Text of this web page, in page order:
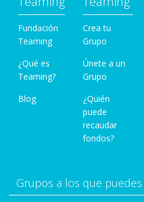
Fundación
Teaming
¿Qué es
Teaming?
Blog
Crea tu
Grupo
Únete a un
Grupo
¿Quién
puede
recaudar
fondos?
Grupos a los que